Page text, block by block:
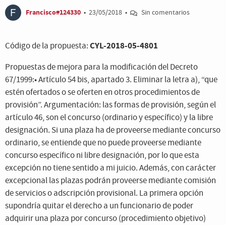
Francisco#124330 • 23/05/2018 • Sin comentarios
Código de la propuesta:CYL-2018-05-4801
Propuestas de mejora para la modificación del Decreto
67/1999:• Artículo 54 bis, apartado 3. Eliminar la letra a), “que
estén ofertados o se oferten en otros procedimientos de
provisión”. Argumentación: las formas de provisión, según el
artículo 46, son el concurso (ordinario y específico) y la libre
designación. Si una plaza ha de proveerse mediante concurso
ordinario, se entiende que no puede proveerse mediante
concurso específico ni libre designación, por lo que esta
excepción no tiene sentido a mi juicio. Además, con carácter
excepcional las plazas podrán proveerse mediante comisión
de servicios o adscripción provisional. La primera opción
supondría quitar el derecho a un funcionario de poder
adquirir una plaza por concurso (procedimiento objetivo)